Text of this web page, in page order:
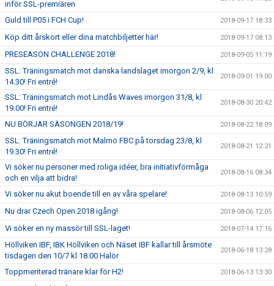
inför SSL-premiären
Guld till P05 i FCH Cup! 2018-09-17 18:33
Köp ditt årskort eller dina matchbiljetter här! 2018-09-17 08:13
PRESEASON CHALLENGE 2018! 2018-09-05 11:19
SSL: Träningsmatch mot danska landslaget imorgon 2/9, kl
14.30! Fri entré!
2018-09-01 19:00
SSL: Träningsmatch mot Lindås Waves imorgon 31/8, kl
19.00! Fri entré!
2018-08-30 20:42
NU BÖRJAR SÄSONGEN 2018/19! 2018-08-22 18:09
SSL: Träningsmatch mot Malmö FBC på torsdag 23/8, kl
19.30! Fri entré!
2018-08-21 12:21
Vi söker nu personer med roliga idéer, bra initiativförmåga
och en vilja att bidra!
2018-08-16 08:34
Vi söker nu akut boende till en av våra spelare! 2018-08-13 10:59
Nu drar Czech Open 2018 igång! 2018-08-06 12:05
Vi söker en ny massör till SSL-laget! 2018-07-14 17:16
Höllviken IBF, IBK Höllviken och Näset IBF kallar till årsmöte
tisdagen den 10/7 kl 18.00 Halör
2018-06-18 13:28
Toppmeriterad tränare klar för H2! 2018-06-13 13:30